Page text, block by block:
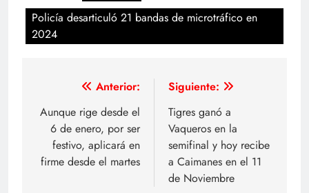
Policía desarticuló 21 bandas de microtráfico en
2024
Navegación
de
entradas
Anterior:
Aunque rige desde el
6 de enero, por ser
festivo, aplicará en
firme desde el martes
Siguiente:
Tigres ganó a
Vaqueros en la
semifinal y hoy recibe
a Caimanes en el 11
de Noviembre